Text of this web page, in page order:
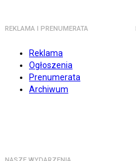
REKLAMA I PRENUMERATA
Reklama
Ogłoszenia
Prenumerata
Archiwum